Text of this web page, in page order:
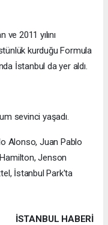
2011 yılını
kurduğu Formula
İstanbul da yer aldı.
sevinci yaşadı.
Alonso, Juan Pablo
Jenson
İstanbul Park'ta
İSTANBUL HABERİ